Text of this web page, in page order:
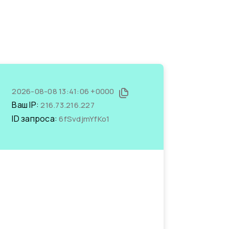
2026-08-08 13:41:06 +0000
Ваш IP:216.73.216.227
ID запроса:6fSvdjmYfKo1